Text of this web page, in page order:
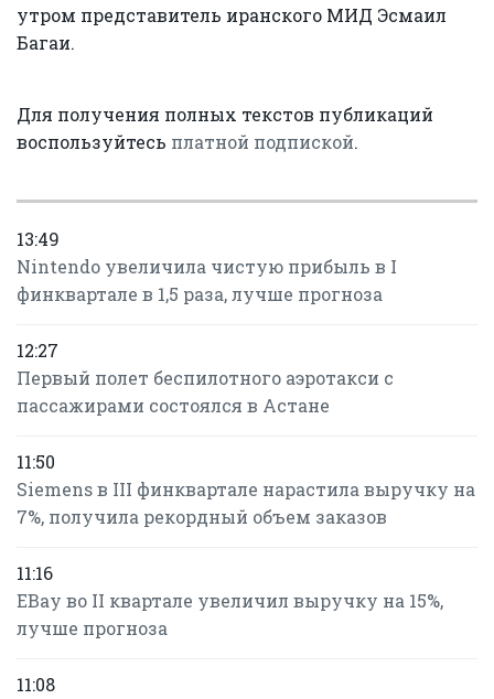
утром представитель иранского МИД Эсмаил
Багаи.
Для получения полных текстов публикаций
воспользуйтесь платной подпиской.
13:49
Nintendo увеличила чистую прибыль в I
финквартале в 1,5 раза, лучше прогноза
12:27
Первый полет беспилотного аэротакси с
пассажирами состоялся в Астане
11:50
Siemens в III финквартале нарастила выручку на
7%, получила рекордный объем заказов
11:16
EBay во II квартале увеличил выручку на 15%,
лучше прогноза
11:08